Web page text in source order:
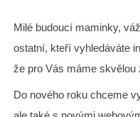
Milé budoucí maminky,
ostatní, kteří vyhledáváte
že pro Vás máme skvělou
Do nového roku chceme